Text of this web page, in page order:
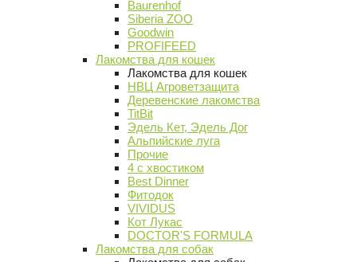
Baurenhof
Siberia ZOO
Goodwin
PROFIFEED
Лакомства для кошек
Лакомства для кошек
НВЦ Агроветзащита
Деревенские лакомства
TitBit
Эдель Кет, Эдель Дог
Альпийские луга
Прочие
4 с хвостиком
Best Dinner
Фитодок
VIVIDUS
Кот Лукас
DOCTOR'S FORMULA
Лакомства для собак